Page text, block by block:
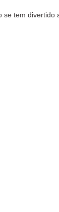
tem